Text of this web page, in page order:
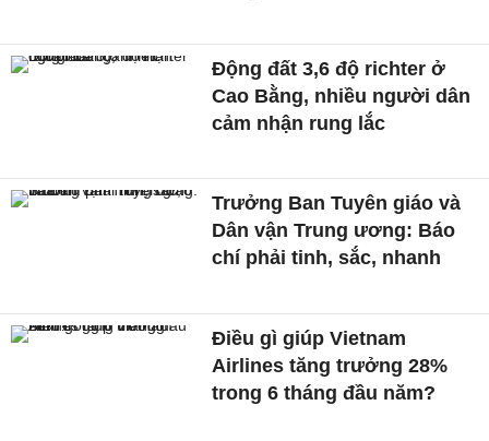
Động đất 3,6 độ richter ở
Cao Bằng, nhiều người dân
cảm nhận rung lắc
Trưởng Ban Tuyên giáo và
Dân vận Trung ương: Báo
chí phải tinh, sắc, nhanh
Điều gì giúp Vietnam
Airlines tăng trưởng 28%
trong 6 tháng đầu năm?